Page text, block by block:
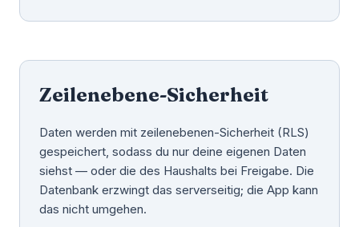
Zeilenebene-Sicherheit
Daten werden mit zeilenebenen-Sicherheit (RLS)
gespeichert, sodass du nur deine eigenen Daten
siehst — oder die des Haushalts bei Freigabe. Die
Datenbank erzwingt das serverseitig; die App kann
das nicht umgehen.